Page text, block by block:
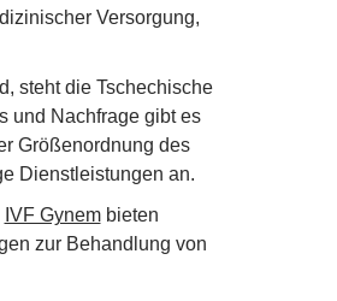
Versorgung,
steht die Tschechische
und Nachfrage gibt es
Größenordnung des
Dienstleistungen an.
IVF Gynembieten
zur Behandlung von